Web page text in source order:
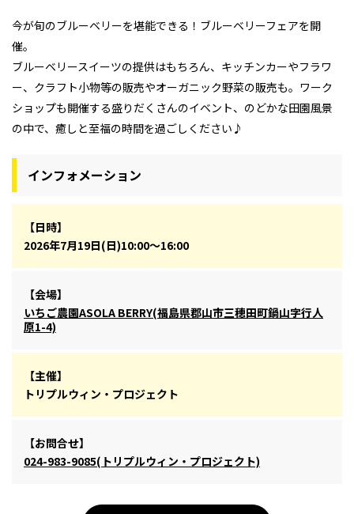
今が旬のブルーベリーを堪能できる！ブルーベリーフェアを開
催。
ブルーベリースイーツの提供はもちろん、キッチンカーやフラワ
ー、クラフト小物等の販売やオーガニック野菜の販売も。ワーク
ショップも開催する盛りだくさんのイベント、のどかな田園風景
の中で、癒しと至福の時間を過ごしください♪
インフォメーション
【日時】
2026年7月19日(日)10:00～16:00
【会場】
いちご農園ASOLA BERRY(福島県郡山市三穂田町鍋山字行人
原1-4)
【主催】
トリプルウィン・プロジェクト
【お問合せ】
024-983-9085(トリプルウィン・プロジェクト)